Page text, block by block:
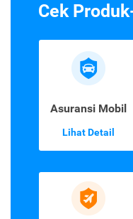
Cek
Asuransi Mobil
Lihat Detail